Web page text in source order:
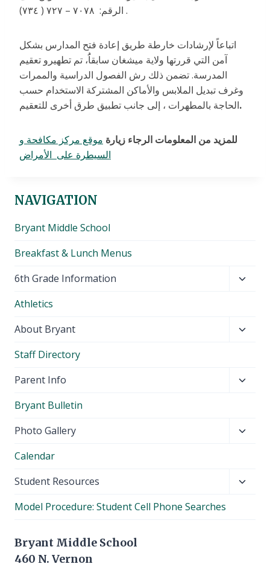
الرقم: ٧٠٧٨ – ٧٢٧ ( ٧٣٤) .
اتباعاً لإرشادات خارطة طريق إعادة فتح المدارس بشكل
آمن التي قررتها ولاية ميشغان سابقاَُ، تم تطهيرو تعقيم
المدرسة. تضمن ذلك رش الفصول الدراسية والممرات
وغرف تبديل الملابس والأماكن المشتركة الاستخدام حسب
الحاجة بالمطهرات ، إلى جانب تطبيق طرق أخرى للتعقيم.
للمزيد من المعلومات الرجاء زيارة موقع مركز مكافحة و
السيطرة على الأمراض
NAVIGATION
Bryant Middle School
Breakfast & Lunch Menus
6th Grade Information
Athletics
About Bryant
Staff Directory
Parent Info
Bryant Bulletin
Photo Gallery
Calendar
Student Resources
Model Procedure: Student Cell Phone Searches
Bryant Middle School
460 N. Vernon